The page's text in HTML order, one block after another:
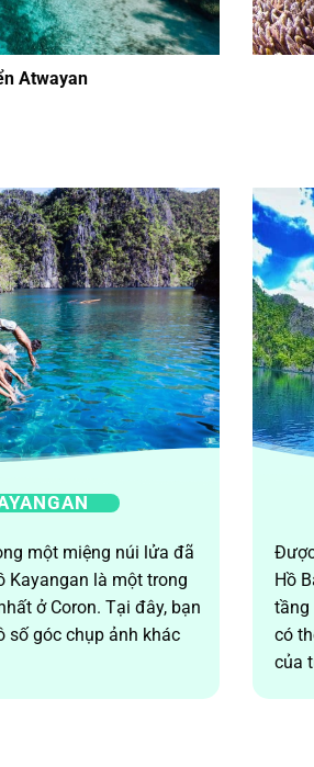
Atwayan
một miệng núi lửa đã
Kayangan là một trong
ở Coron. Tại đây, bạn
số góc chụp ảnh khác
Hồ
tầng
có
của